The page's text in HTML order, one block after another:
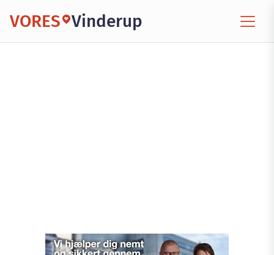
VORES Vinderup